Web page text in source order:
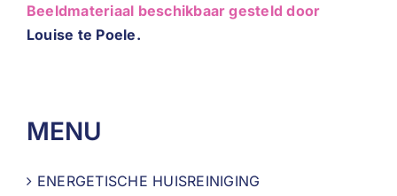
Beeldmateriaal beschikbaar gesteld door
Louise te Poele.
MENU
ENERGETISCHE HUISREINIGING